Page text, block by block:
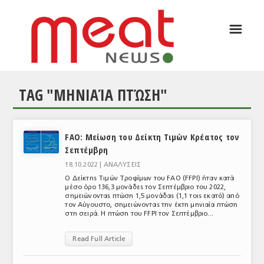
ΕΙΔΗΣΕΙΣ
ΘΕΜΑΤΑ
ΕΥΡΩΠΑΪΚΕΣ ΑΠΟΦΑΣΕΙΣ
ΘΕΜΑΤΑ
☰
TAG "ΜΗΝΙΑΊΑ ΠΤΏΣΗ"
FAO: Μείωση του Δείκτη Τιμών Κρέατος τον
Σεπτέμβρη
18.10.2022 | ΑΝΑΛΥΣΕΙΣ
Ο Δείκτης Τιμών Τροφίμων του FAO (FFPI) ήταν κατά
μέσο όρο 136,3 μονάδες τον Σεπτέμβριο του 2022,
σημειώνοντας πτώση 1,5 μονάδας (1,1 τοις εκατό) από
τον Αύγουστο, σημειώνοντας την έκτη μηνιαία πτώση
στη σειρά. Η πτώση του FFPI τον Σεπτέμβριο...
Read Full Article